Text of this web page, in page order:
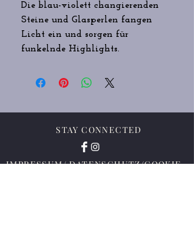
Die blau-violett changierenden
Steine und Glasperlen fangen
Licht ein und sorgen für
funkelnde Highlights.
STAY CONNECTED
IMPRESSUM/ DATENSCHUTZ/COOKIE-